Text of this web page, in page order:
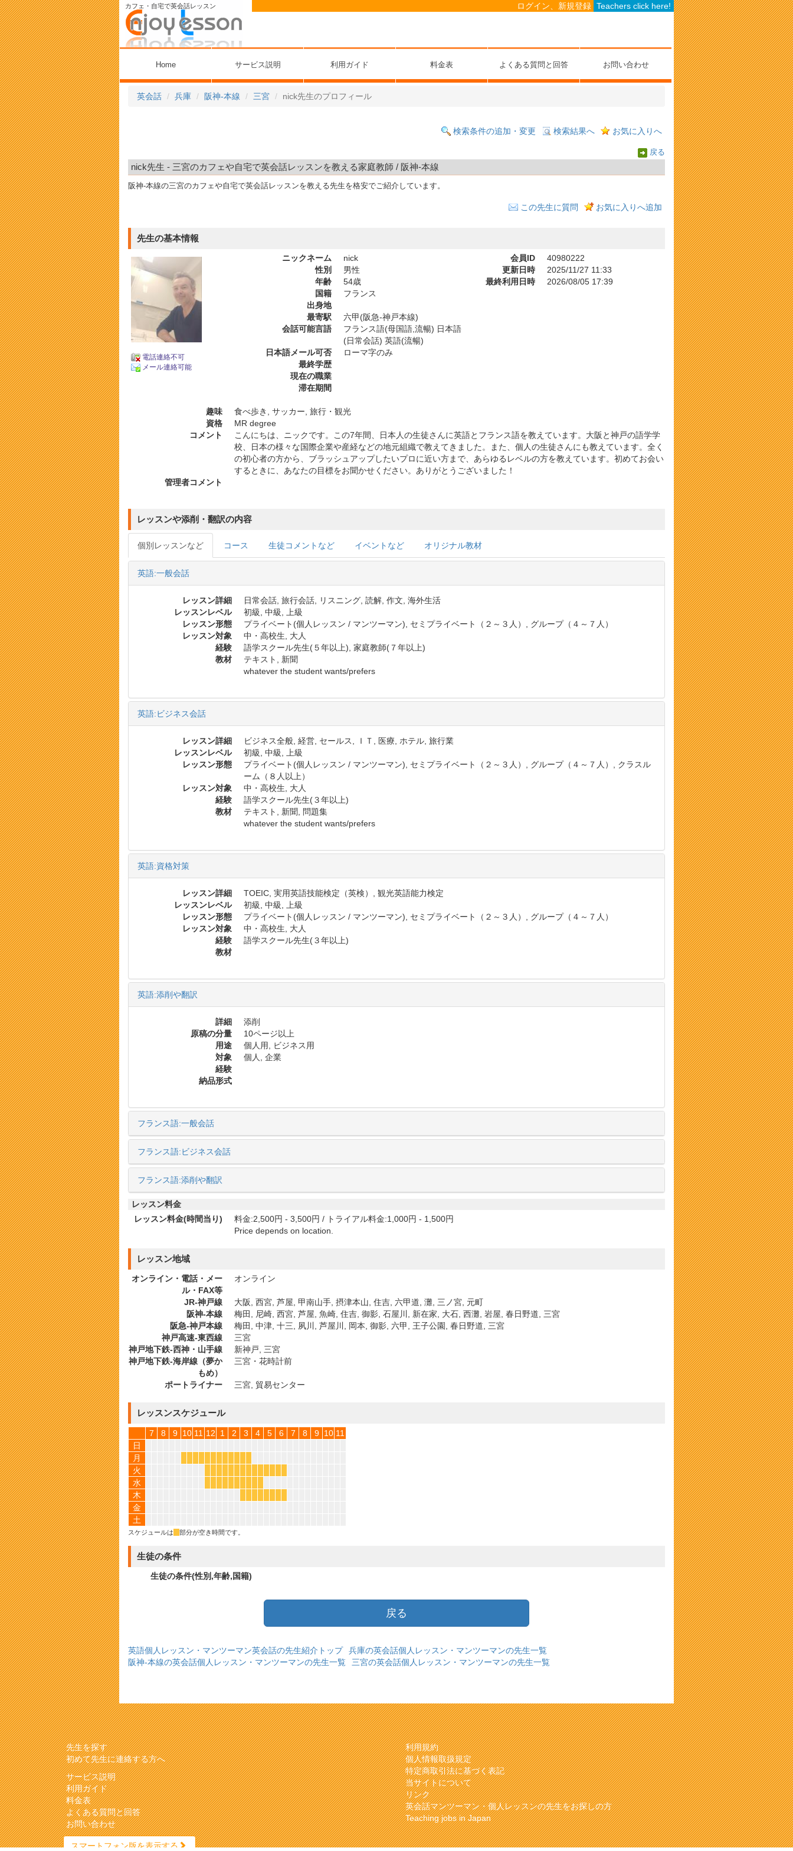
カフェ・自宅で英会話レッスン ログイン、新規登録 Teachers click here!
Home サービス説明 利用ガイド 料金表 よくある質問と回答 お問い合わせ
英会話 兵庫 阪神-本線 三宮 nick先生のプロフィール
検索条件の追加・変更 検索結果へ お気に入りへ
戻る
nick先生 - 三宮のカフェや自宅で英会話レッスンを教える家庭教師 / 阪神-本線
阪神-本線の三宮のカフェや自宅で英会話レッスンを教える先生を格安でご紹介しています。
この先生に質問 お気に入りへ追加
先生の基本情報
電話連絡不可
メール連絡可能
ニックネーム
nick
性別
男性
年齢
54歳
国籍
フランス
出身地
最寄駅
六甲(阪急-神戸本線)
会話可能言語
フランス語(母国語,流暢) 日本語
(日常会話) 英語(流暢)
日本語メール可否
ローマ字のみ
最終学歴
現在の職業
滞在期間
会員ID
40980222
更新日時
2025/11/27 11:33
最終利用日時
2026/08/05 17:39
趣味
食べ歩き, サッカー, 旅行・観光
資格
MR degree
コメント
こんにちは、ニックです。この7年間、日本人の生徒さんに英語とフランス語を教えています。大阪と神戸の語学学
校、日本の様々な国際企業や産経などの地元組織で教えてきました。また、個人の生徒さんにも教えています。全く
の初心者の方から、ブラッシュアップしたいプロに近い方まで、あらゆるレベルの方を教えています。初めてお会い
するときに、あなたの目標をお聞かせください。ありがとうございました！
管理者コメント
レッスンや添削・翻訳の内容
個別レッスンなど コース 生徒コメントなど イベントなど オリジナル教材
英語:一般会話
レッスン詳細
日常会話, 旅行会話, リスニング, 読解, 作文, 海外生活
レッスンレベル
初級, 中級, 上級
レッスン形態
プライベート(個人レッスン / マンツーマン), セミプライベート（２～３人）, グループ（４～７人）
レッスン対象
中・高校生, 大人
経験
語学スクール先生(５年以上), 家庭教師(７年以上)
教材
テキスト, 新聞
whatever the student wants/prefers
英語:ビジネス会話
レッスン詳細
ビジネス全般, 経営, セールス, ＩＴ, 医療, ホテル, 旅行業
レッスンレベル
初級, 中級, 上級
レッスン形態
プライベート(個人レッスン / マンツーマン), セミプライベート（２～３人）, グループ（４～７人）, クラスル
ーム（８人以上）
レッスン対象
中・高校生, 大人
経験
語学スクール先生(３年以上)
教材
テキスト, 新聞, 問題集
whatever the student wants/prefers
英語:資格対策
レッスン詳細
TOEIC, 実用英語技能検定（英検）, 観光英語能力検定
レッスンレベル
初級, 中級, 上級
レッスン形態
プライベート(個人レッスン / マンツーマン), セミプライベート（２～３人）, グループ（４～７人）
レッスン対象
中・高校生, 大人
経験
語学スクール先生(３年以上)
教材
英語:添削や翻訳
詳細
添削
原稿の分量
10ページ以上
用途
個人用, ビジネス用
対象
個人, 企業
経験
納品形式
フランス語:一般会話
フランス語:ビジネス会話
フランス語:添削や翻訳
レッスン料金
レッスン料金(時間当り)
料金:2,500円 - 3,500円 / トライアル料金:1,000円 - 1,500円
Price depends on location.
レッスン地域
オンライン・電話・メー
ル・FAX等
オンライン
JR-神戸線
大阪, 西宮, 芦屋, 甲南山手, 摂津本山, 住吉, 六甲道, 灘, 三ノ宮, 元町
阪神-本線
梅田, 尼崎, 西宮, 芦屋, 魚崎, 住吉, 御影, 石屋川, 新在家, 大石, 西灘, 岩屋, 春日野道, 三宮
阪急-神戸本線
梅田, 中津, 十三, 夙川, 芦屋川, 岡本, 御影, 六甲, 王子公園, 春日野道, 三宮
神戸高速-東西線
三宮
神戸地下鉄-西神・山手線
新神戸, 三宮
神戸地下鉄-海岸線（夢か
もめ）
三宮・花時計前
ポートライナー 三宮, 貿易センター
レッスンスケジュール
7 8 9 10 11 12 1 2 3 4 5 6 7 8 9 10 11
日
月
火
水
木
金
土
スケジュールは 部分が空き時間です。
生徒の条件
生徒の条件(性別,年齢,国籍)
戻る
英語個人レッスン・マンツーマン英会話の先生紹介トップ
兵庫の英会話個人レッスン・マンツーマンの先生一覧
阪神-本線の英会話個人レッスン・マンツーマンの先生一覧
三宮の英会話個人レッスン・マンツーマンの先生一覧
先生を探す
初めて先生に連絡する方へ
サービス説明
利用ガイド
料金表
よくある質問と回答
お問い合わせ
利用規約
個人情報取扱規定
特定商取引法に基づく表記
当サイトについて
リンク
英会話マンツーマン・個人レッスンの先生をお探しの方
Teaching jobs in Japan
スマートフォン版を表示する